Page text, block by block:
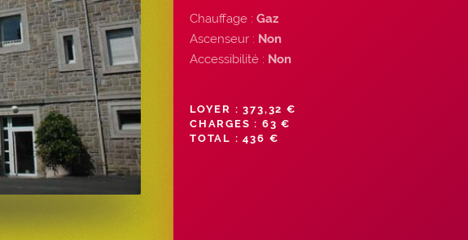
Chauffage : Gaz
Ascenseur : Non
Accessibilité : Non
LOYER : 373,32 €
CHARGES : 63 €
TOTAL : 436 €